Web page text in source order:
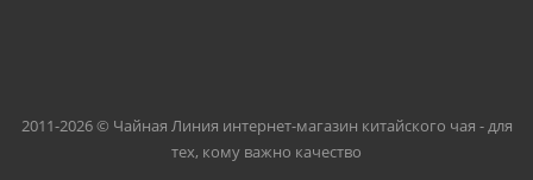
2011-2026 © Чайная Линия интернет-магазин китайского чая - для
тех, кому важно качество